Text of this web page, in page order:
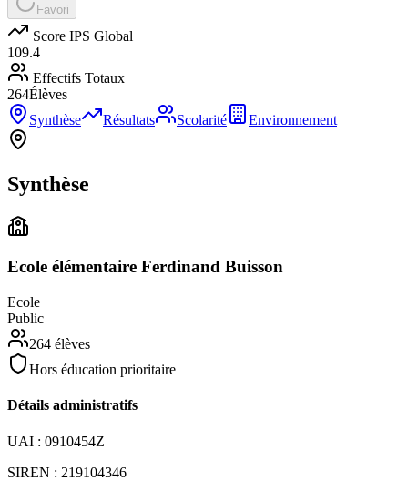
Favori
Score IPS Global
109.4
Effectifs Totaux
264Élèves
Synthèse
Résultats Scolarité Environnement
Synthèse
Ecole élémentaire Ferdinand Buisson
Ecole
Public
264 élèves
Hors éducation prioritaire
Détails administratifs
UAI : 0910454Z
SIREN : 219104346